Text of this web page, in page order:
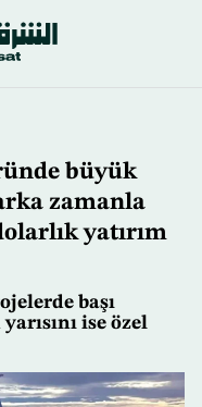
büyük
zamanla
yatırım
başı
ise özel